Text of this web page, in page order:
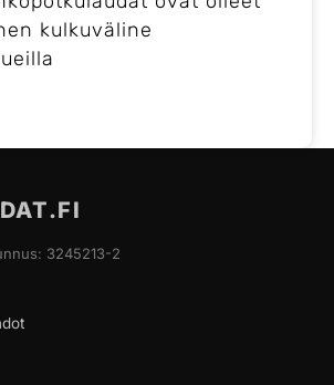
kulkuväline
3245213-2